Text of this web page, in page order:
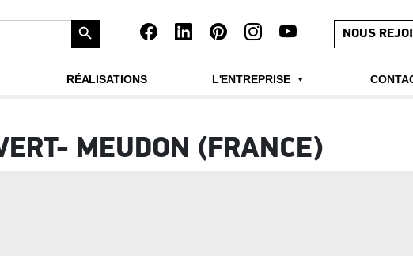
Search Button
NOUS
RÉALISATIONS L'ENTREPRISE
MEUDON (FRANCE)